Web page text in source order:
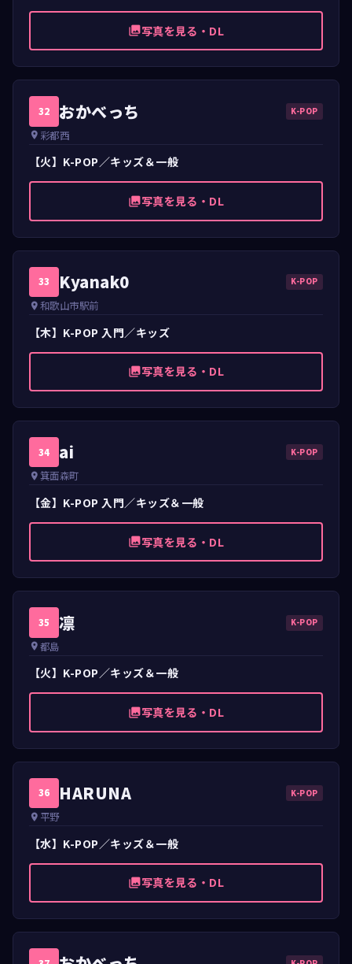
photo_library写真を見る・DL
32 おかべっち K-POP
place 彩都西
【火】K-POP／キッズ＆一般
photo_library写真を見る・DL
33 Kyanak0 K-POP
place 和歌山市駅前
【木】K-POP 入門／キッズ
photo_library写真を見る・DL
34 ai K-POP
place 箕面森町
【金】K-POP 入門／キッズ＆一般
photo_library写真を見る・DL
35 凛 K-POP
place 都島
【火】K-POP／キッズ＆一般
photo_library写真を見る・DL
36 HARUNA K-POP
place 平野
【水】K-POP／キッズ＆一般
photo_library写真を見る・DL